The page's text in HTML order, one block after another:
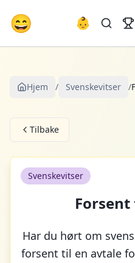
😄 👶
Hjem / Svenskevitser /
Tilbake
Svenskevitser
Har du hørt om
forsent til en avtale